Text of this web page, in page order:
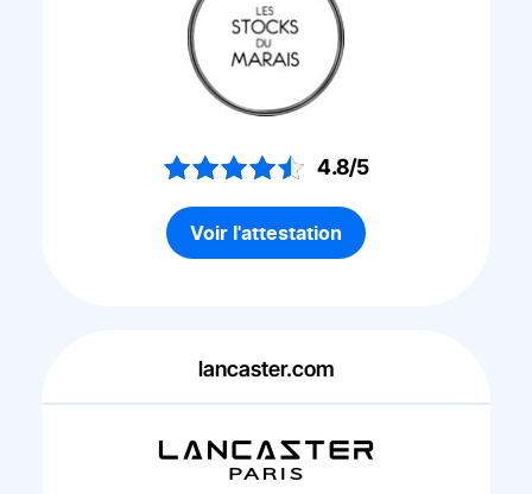
4.8/5
Voir l'attestation
lancaster.com